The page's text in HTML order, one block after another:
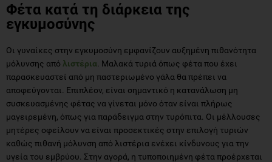
Φέτα κατά τη διάρκεια της
εγκυμοσύνης
Οι γυναίκες στην εγκυμοσύνη εμφανίζουν αυξημένη πιθανότητα
μόλυνσης από λιστέρια . Μαλακά τυριά όπως φέτα που έχει
παρασκευαστεί από μη παστεριωμένο γάλα θα πρέπει να
αποφεύγονται. Επιπλέον, είναι σημαντικό η κατανάλωση μη
συσκευασμένης φέτας να γίνεται μόνο όταν είναι πλήρως
μαγειρεμένη, όπως για παράδειγμα στην τυρόπιτα. Οι μέλλουσες
μητέρες οφείλουν να είναι προσεκτικές στην επιλογή τυριών
καθώς πιθανή μόλυνση από λιστέρια ενέχει κίνδυνους για την
υγεία του εμβρύου. Στην αγορά, η τυποποιημένη φέτα προέρχεται